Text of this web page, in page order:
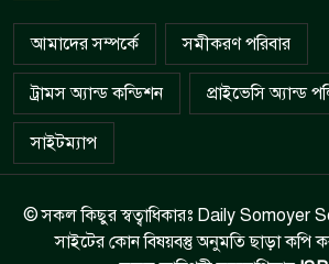
আমাদের সম্পর্কে সমীকরণ পরিবার
ট্রামস অ্যান্ড কন্ডিশন প্রাইভেসি অ্যান্ড
সাইটম্যাপ
© সকল কিছুর স্বত্বাধিকারঃ Daily Somoyer
সাইটের কোন বিষয়বস্তু অনুমতি ছাড়া কপি